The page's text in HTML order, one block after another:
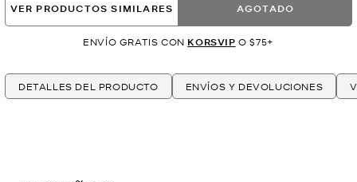
VER PRODUCTOS SIMILARES AGOTADO
ENVÍO GRATIS CON KORSVIP O $75+
DETALLES DEL PRODUCTO ENVÍOS Y DEVOLUCIONES